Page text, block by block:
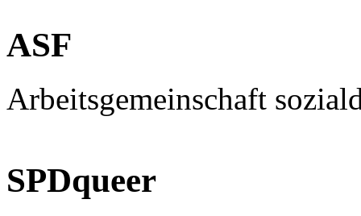
ASF
Arbeitsgemeinschaft
SPDqueer